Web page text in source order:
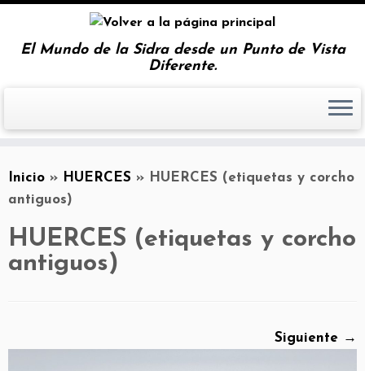
El Mundo de la Sidra desde un Punto de Vista
Diferente.
Inicio » HUERCES » HUERCES (etiquetas y corcho
antiguos)
HUERCES (etiquetas y corcho
antiguos)
Siguiente →